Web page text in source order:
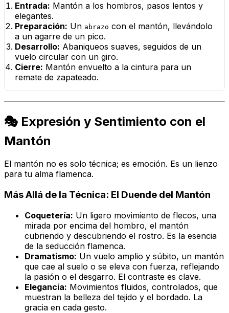
Entrada: Mantón a los hombros, pasos lentos y
elegantes.
Preparación: Un abrazo con el mantón, llevándolo
a un agarre de un pico.
Desarrollo: Abaniqueos suaves, seguidos de un
vuelo circular con un giro.
Cierre: Mantón envuelto a la cintura para un
remate de zapateado.
🎭 Expresión y Sentimiento con el
Mantón
El mantón no es solo técnica; es emoción. Es un lienzo
para tu alma flamenca.
Más Allá de la Técnica: El Duende del Mantón
Coquetería: Un ligero movimiento de flecos, una
mirada por encima del hombro, el mantón
cubriendo y descubriendo el rostro. Es la esencia
de la seducción flamenca.
Dramatismo: Un vuelo amplio y súbito, un mantón
que cae al suelo o se eleva con fuerza, reflejando
la pasión o el desgarro. El contraste es clave.
Elegancia: Movimientos fluidos, controlados, que
muestran la belleza del tejido y el bordado. La
gracia en cada gesto.